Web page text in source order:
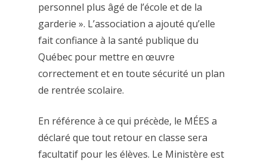
personnel plus âgé de l’école et de la
garderie ». L’association a ajouté qu’elle
fait confiance à la santé publique du
Québec pour mettre en œuvre
correctement et en toute sécurité un plan
de rentrée scolaire.
En référence à ce qui précède, le MÉES a
déclaré que tout retour en classe sera
facultatif pour les élèves. Le Ministère est